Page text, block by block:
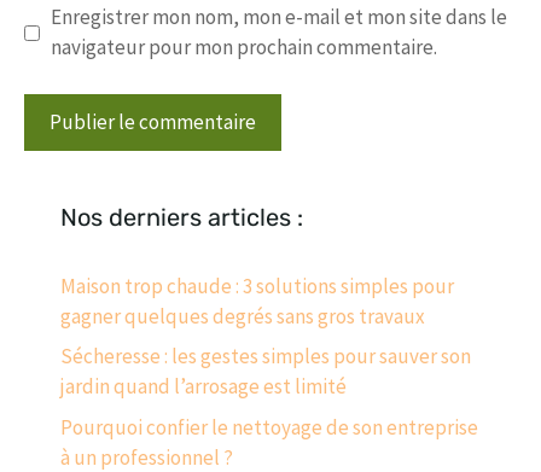
Enregistrer mon nom, mon e-mail et mon site dans le
navigateur pour mon prochain commentaire.
Nos derniers articles :
Maison trop chaude : 3 solutions simples pour
gagner quelques degrés sans gros travaux
Sécheresse : les gestes simples pour sauver son
jardin quand l’arrosage est limité
Pourquoi confier le nettoyage de son entreprise
à un professionnel ?